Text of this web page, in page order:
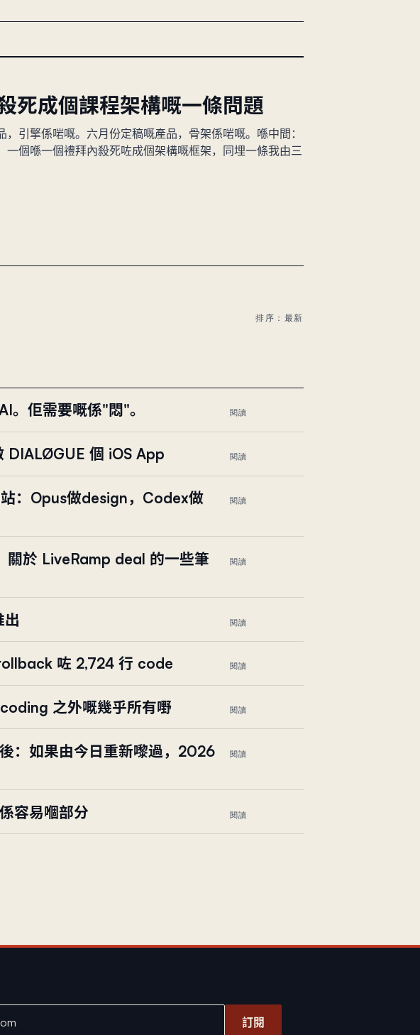
死成個課程架構嘅一條問題
，引擎係啱嘅。六月份定稿嘅產品，骨架係啱嘅。喺中間：
一個喺一個禮拜內殺死咗成個架構嘅框架，同埋一條我由三
排序：最新
。佢需要嘅係"悶"。 閱讀
DIALØGUE 個 iOS App 閱讀
：Opus做design，Codex做
閱讀
關於 LiveRamp deal 的一些筆
閱讀
閱讀
咗 2,724 行 code 閱讀
之外嘅幾乎所有嘢 閱讀
：如果由今日重新嚟過，2026
閱讀
容易嗰部分 閱讀
訂閱